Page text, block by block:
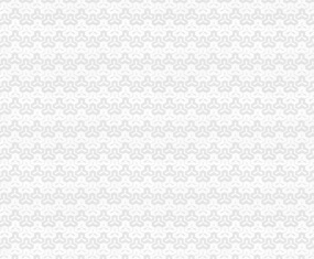
问分类
在哪里查询-山西国税答疑170
四川财
以广东为例）_增值税一般纳税人查询_一般
网词库
|一般纳税人查询广东税务局版下载2.4.0
增值税一般纳税人资格查询
税人的查询
育服务,增值税有优惠吗_中华会计网校_